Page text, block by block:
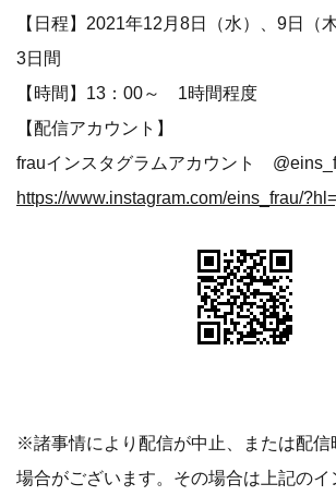
【日程】2021年12月8日（水）、9日（
3日間
【時間】13：00～ 1時間程度
【配信アカウント】
frauインスタグラムアカウント
https://www.instagram.com/eins_frau/
※諸事情により配信が中止、または配信
場合がございます。その場合は上記のイ